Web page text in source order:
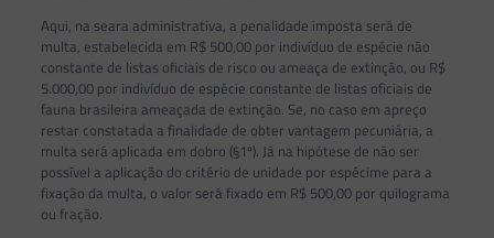
Aqui, na seara administrativa, a penalidade imposta será de
multa, estabelecida em R$ 500,00 por indivíduo de espécie não
constante de listas oficiais de risco ou ameaça de extinção, ou R$
5.000,00 por indivíduo de espécie constante de listas oficiais de
fauna brasileira ameaçada de extinção. Se, no caso em apreço
restar constatada a finalidade de obter vantagem pecuniária, a
multa será aplicada em dobro (§1º). Já na hipótese de não ser
possível a aplicação do critério de unidade por espécime para a
fixação da multa, o valor será fixado em R$ 500,00 por quilograma
ou fração.